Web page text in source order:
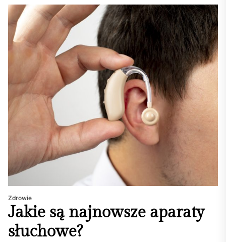
Zdrowie
Jakie są najnowsze aparaty
słuchowe?